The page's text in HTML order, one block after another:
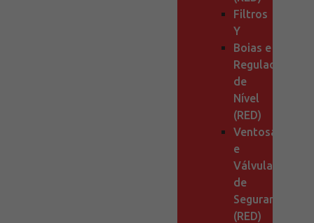
Filtros
Y
Boias e
Reguladores
de
Nível
(RED)
Ventosas
e
Válvulas
de
Segurança
(RED)